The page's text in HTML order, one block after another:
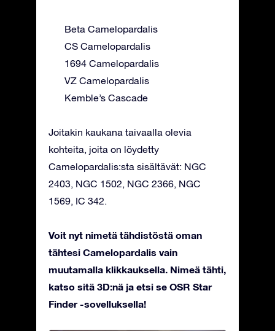
Beta Camelopardalis
CS Camelopardalis
1694 Camelopardalis
VZ Camelopardalis
Kemble’s Cascade
Joitakin kaukana taivaalla olevia
kohteita, joita on löydetty
Camelopardalis:sta sisältävät: NGC
2403, NGC 1502, NGC 2366, NGC
1569, IC 342.
Voit nyt nimetä tähdistöstä oman
tähtesi Camelopardalis vain
muutamalla klikkauksella. Nimeä tähti,
katso sitä 3D:nä ja etsi se OSR Star
Finder -sovelluksella!